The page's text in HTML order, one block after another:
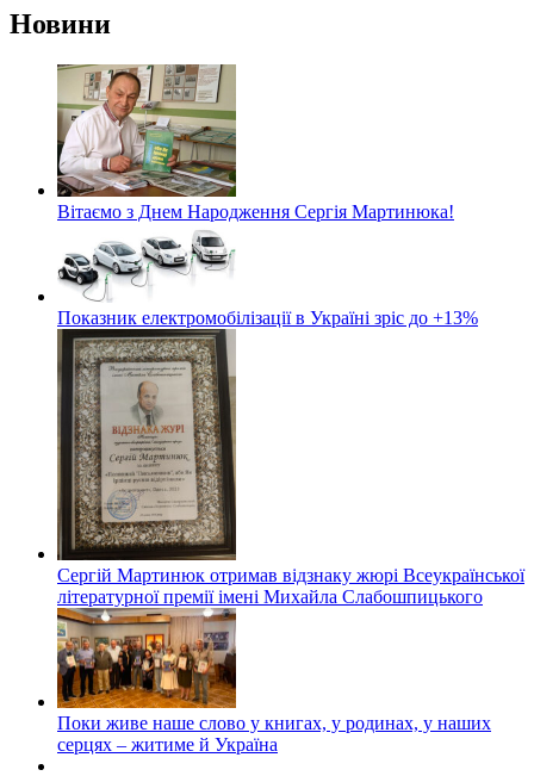
Новини
Вітаємо з Днем Народження Сергія Мартинюка!
Показник електромобілізації в Україні зріс до +13%
Сергій Мартинюк отримав відзнаку жюрі Всеукраїнської
літературної премії імені Михайла Слабошпицького
Поки живе наше слово у книгах, у родинах, у наших
серцях – житиме й Україна